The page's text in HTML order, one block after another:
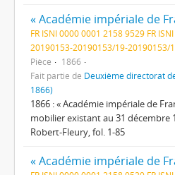
FR ISNI 0000 0001 2158 9529 FR
20190153-20190153/19-20190153/
Pièce
1866
Fait partie de Deuxième directorat
1866)
1866 : « Académie impériale de
mobilier existant au 31 décembre
Robert-Fleury, fol. 1-85